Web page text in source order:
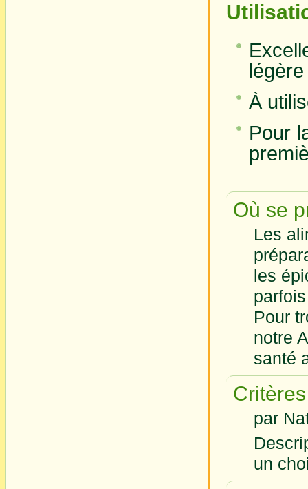
À
Pour
Où se
Les
les
Pour
notre
santé
par
un